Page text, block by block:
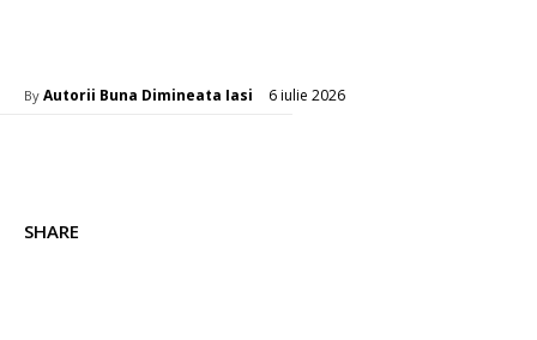
By Autorii Buna Dimineata Iasi 6 iulie 2026
SHARE